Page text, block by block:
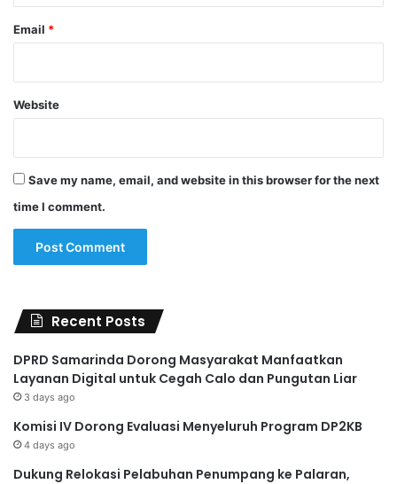
Email *
Website
Save my name, email, and website in this browser for the next
time I comment.
Recent Posts
DPRD Samarinda Dorong Masyarakat Manfaatkan
Layanan Digital untuk Cegah Calo dan Pungutan Liar
3 days ago
Komisi IV Dorong Evaluasi Menyeluruh Program DP2KB
4 days ago
Dukung Relokasi Pelabuhan Penumpang ke Palaran,